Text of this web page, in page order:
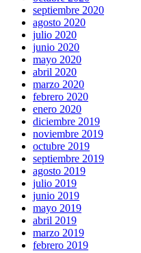
septiembre 2020
agosto 2020
julio 2020
junio 2020
mayo 2020
abril 2020
marzo 2020
febrero 2020
enero 2020
diciembre 2019
noviembre 2019
octubre 2019
septiembre 2019
agosto 2019
julio 2019
junio 2019
mayo 2019
abril 2019
marzo 2019
febrero 2019